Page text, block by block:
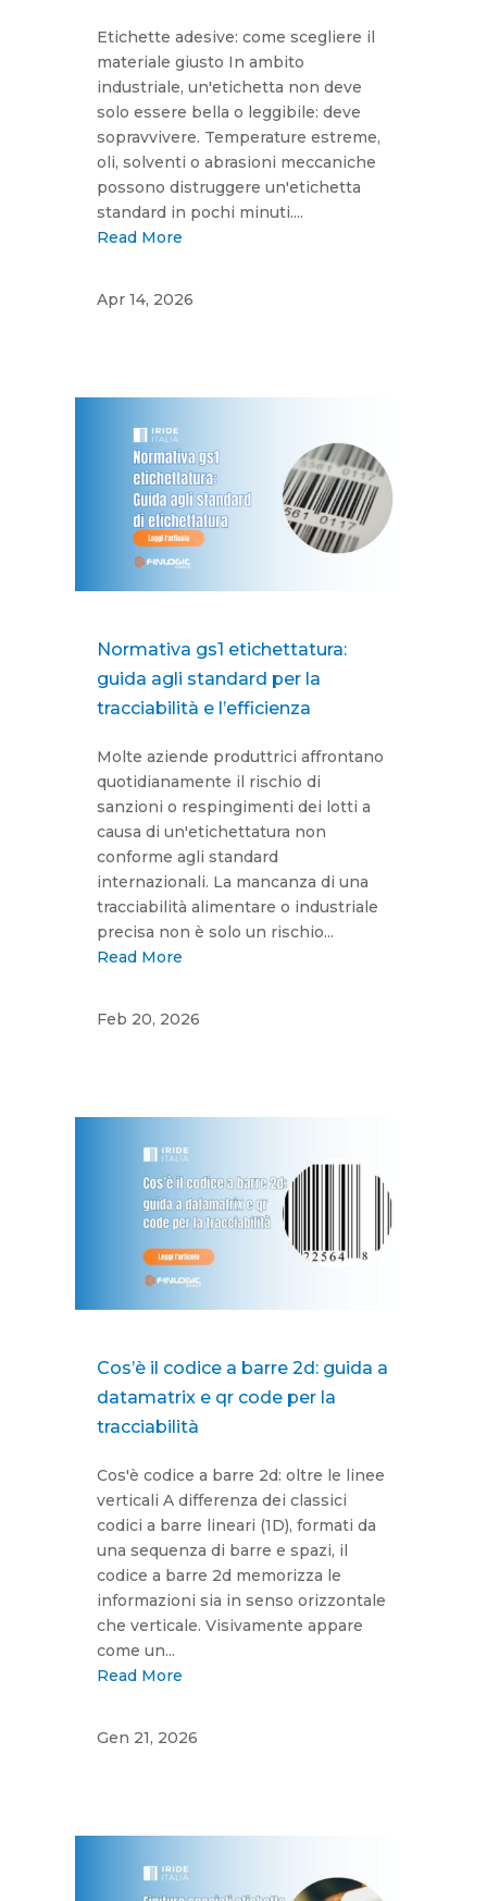
Etichette adesive: come scegliere il
materiale giusto In ambito
industriale, un'etichetta non deve
solo essere bella o leggibile: deve
sopravvivere. Temperature estreme,
oli, solventi o abrasioni meccaniche
possono distruggere un'etichetta
standard in pochi minuti....
Read More
Apr 14, 2026
Normativa gs1 etichettatura:
guida agli standard per la
tracciabilità e l’efficienza
Molte aziende produttrici affrontano
quotidianamente il rischio di
sanzioni o respingimenti dei lotti a
causa di un'etichettatura non
conforme agli standard
internazionali. La mancanza di una
tracciabilità alimentare o industriale
precisa non è solo un rischio...
Read More
Feb 20, 2026
Cos’è il codice a barre 2d: guida a
datamatrix e qr code per la
tracciabilità
Cos'è codice a barre 2d: oltre le linee
verticali A differenza dei classici
codici a barre lineari (1D), formati da
una sequenza di barre e spazi, il
codice a barre 2d memorizza le
informazioni sia in senso orizzontale
che verticale. Visivamente appare
come un...
Read More
Gen 21, 2026